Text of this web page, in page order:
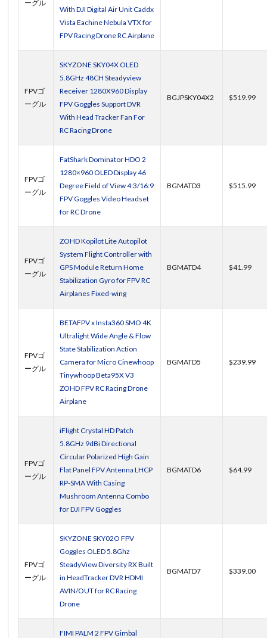
ーグル
With DJI Digital Air Unit Caddx
Vista Eachine Nebula VTX for
FPV Racing Drone RC Airplane
FPVゴ
ーグル
SKYZONE SKY04X OLED
5.8GHz 48CH Steadyview
Receiver 1280X960 Display
FPV Goggles Support DVR
With Head Tracker Fan For
RC Racing Drone
BGJPSKY04X2 $519.99
FPVゴ
ーグル
FatShark Dominator HDO 2
1280×960 OLED Display 46
Degree Field of View 4:3/16:9
FPV Goggles Video Headset
for RC Drone
BGMATD3 $515.99
FPVゴ
ーグル
ZOHD Kopilot Lite Autopilot
System Flight Controller with
GPS Module Return Home
Stabilization Gyro for FPV RC
Airplanes Fixed-wing
BGMATD4 $41.99
FPVゴ
ーグル
BETAFPV x Insta360 SMO 4K
Ultralight Wide Angle & Flow
State Stabilization Action
Camera for Micro Cinewhoop
Tinywhoop Beta95X V3
ZOHD FPV RC Racing Drone
Airplane
BGMATD5 $239.99
FPVゴ
ーグル
iFlight Crystal HD Patch
5.8GHz 9dBi Directional
Circular Polarized High Gain
Flat Panel FPV Antenna LHCP
RP-SMA With Casing
Mushroom Antenna Combo
for DJI FPV Goggles
BGMATD6 $64.99
FPVゴ
ーグル
SKYZONE SKY02O FPV
Goggles OLED 5.8Ghz
SteadyView Diversity RX Built
in HeadTracker DVR HDMI
AVIN/OUT for RC Racing
Drone
BGMATD7 $339.00
FIMI PALM 2 FPV Gimbal